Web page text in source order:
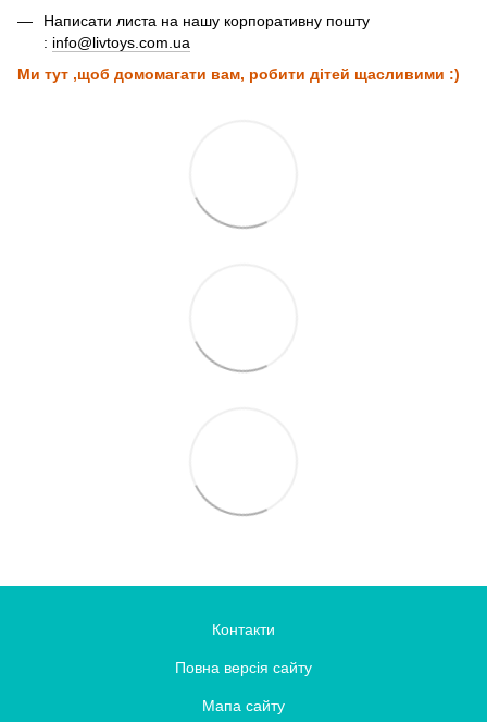
Написати листа на нашу корпоративну пошту
: info@livtoys.com.ua
Ми тут ,щоб домомагати вам, робити дітей щасливими :)
Контакти
Повна версія сайту
Мапа сайту